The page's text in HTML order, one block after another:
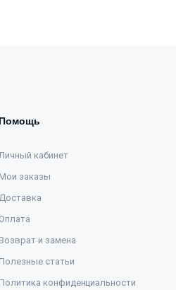
Помощь
кабинет
Мои заказы
Доставка
Оплата
Возврат и замена
Полезные статьи
Политика конфиденциальности